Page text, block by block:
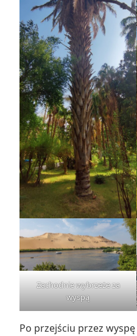
Zachodnie wybrzeże za
wyspą
Po przejściu przez